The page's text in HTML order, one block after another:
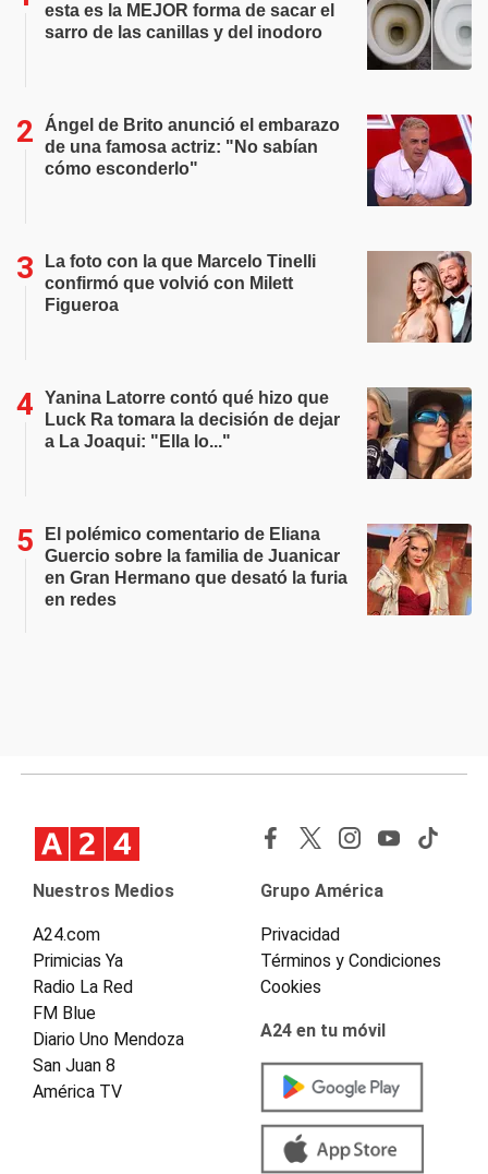
esta es la MEJOR forma de sacar el
sarro de las canillas y del inodoro
Ángel de Brito anunció el embarazo
de una famosa actriz: "No sabían
cómo esconderlo"
La foto con la que Marcelo Tinelli
confirmó que volvió con Milett
Figueroa
Yanina Latorre contó qué hizo que
Luck Ra tomara la decisión de dejar
a La Joaqui: "Ella lo..."
El polémico comentario de Eliana
Guercio sobre la familia de Juanicar
en Gran Hermano que desató la furia
en redes
Nuestros Medios
A24.com
Primicias Ya
Radio La Red
FM Blue
Diario Uno Mendoza
San Juan 8
América TV
Grupo América
Privacidad
Términos y Condiciones
Cookies
A24 en tu móvil